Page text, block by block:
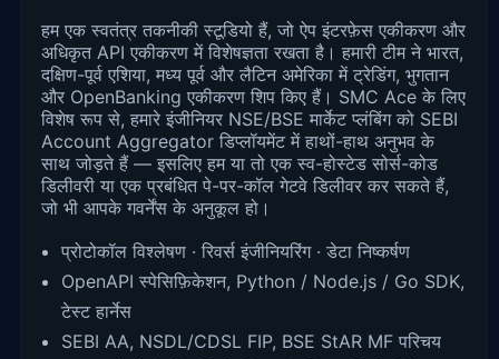
हम एक स्वतंत्र तकनीकी स्टूडियो हैं, जो ऐप इंटरफ़ेस एकीकरण और
अधिकृत API एकीकरण में विशेषज्ञता रखता है। हमारी टीम ने भारत,
दक्षिण-पूर्व एशिया, मध्य पूर्व और लैटिन अमेरिका में ट्रेडिंग, भुगतान
और OpenBanking एकीकरण शिप किए हैं। SMC Ace के लिए
विशेष रूप से, हमारे इंजीनियर NSE/BSE मार्केट प्लंबिंग को SEBI
Account Aggregator डिप्लॉयमेंट में हाथों-हाथ अनुभव के
साथ जोड़ते हैं — इसलिए हम या तो एक स्व-होस्टेड सोर्स-कोड
डिलीवरी या एक प्रबंधित पे-पर-कॉल गेटवे डिलीवर कर सकते हैं,
जो भी आपके गवर्नेंस के अनुकूल हो।
प्रोटोकॉल विश्लेषण · रिवर्स इंजीनियरिंग · डेटा निष्कर्षण
OpenAPI स्पेसिफ़िकेशन, Python / Node.js / Go SDK,
टेस्ट हार्नेस
SEBI AA, NSDL/CDSL FIP, BSE StAR MF परिचय